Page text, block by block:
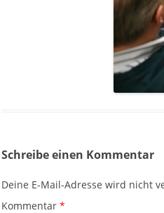
Schreibe einen Kommentar
Deine E-Mail-Adresse wird nicht
Kommentar *